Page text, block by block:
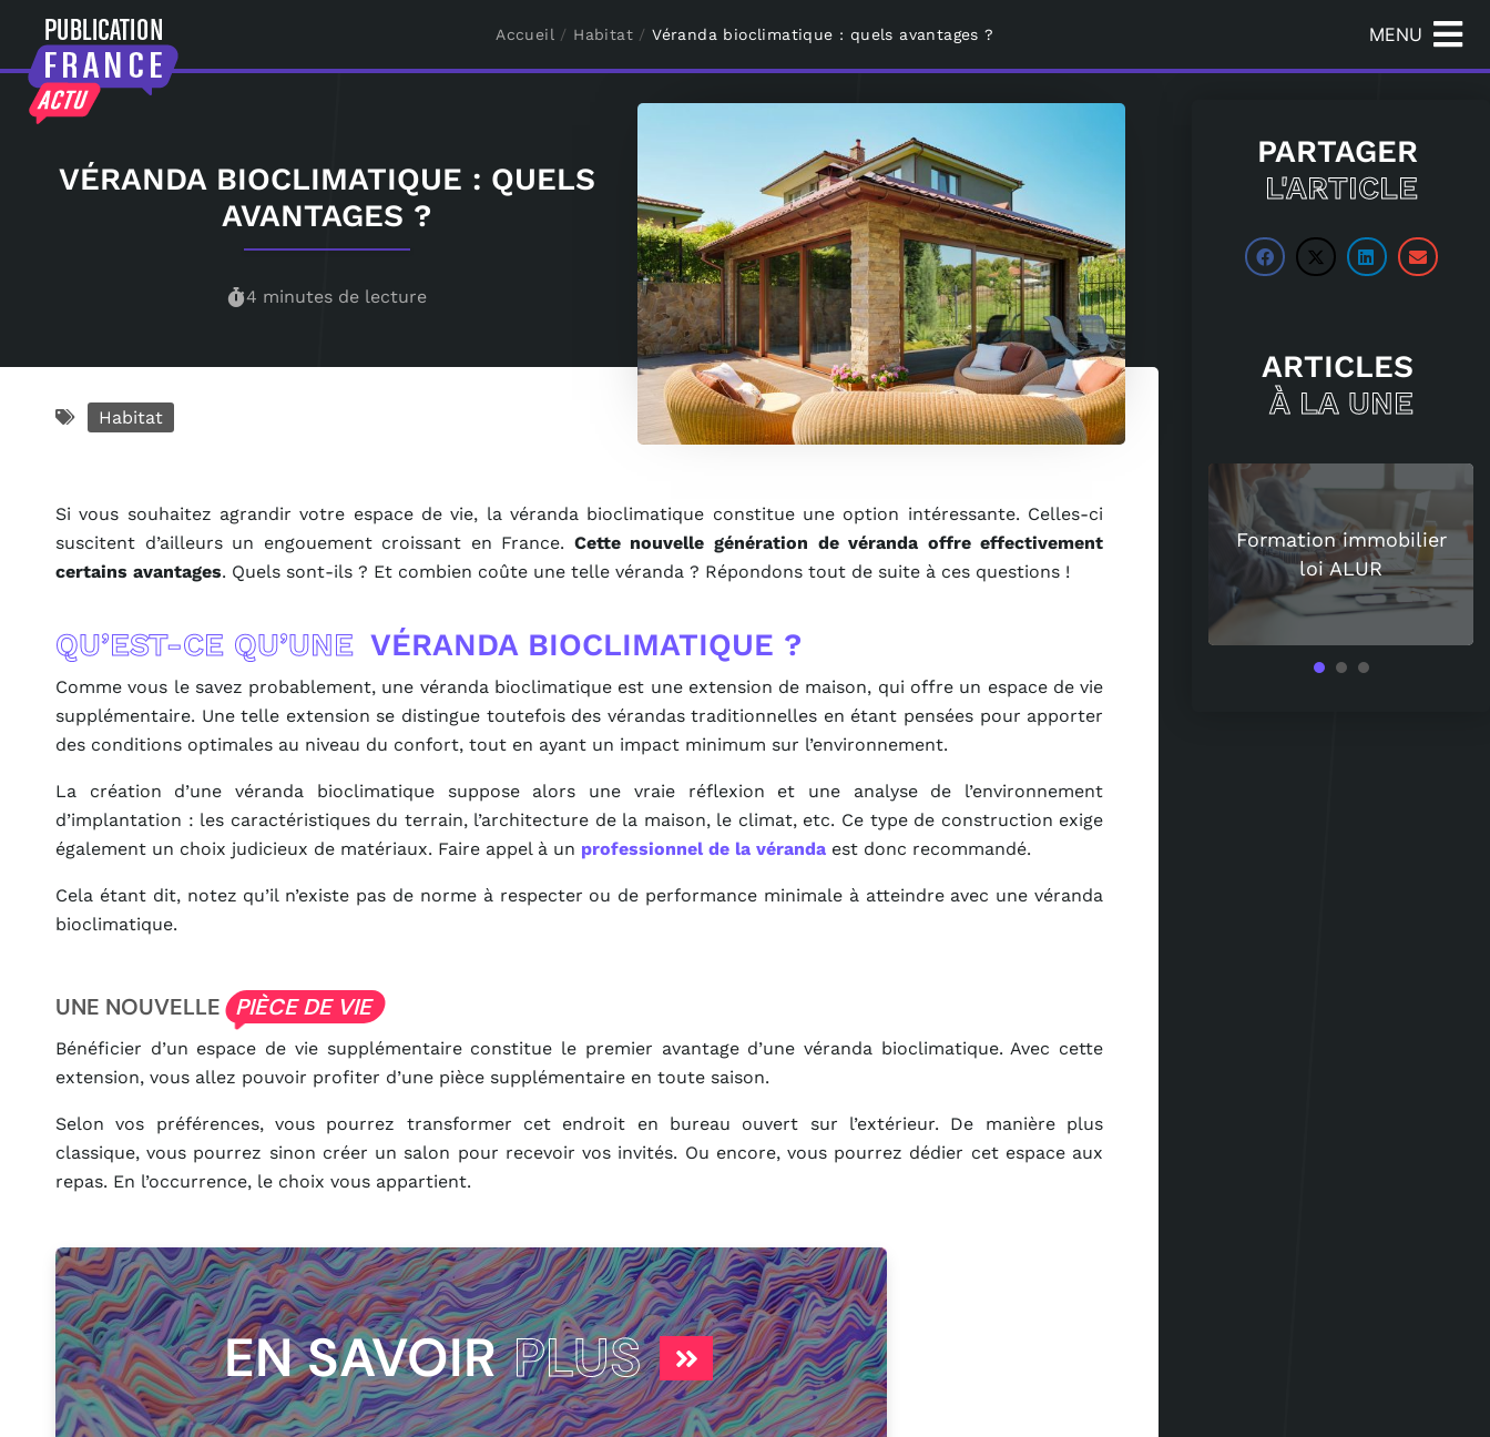
Accueil / Habitat /Véranda bioclimatique : quels avantages ? MENU
VÉRANDA BIOCLIMATIQUE : QUELS
AVANTAGES ?
4 minutes de lecture
Habitat
Si vous souhaitez agrandir votre espace de vie, la véranda bioclimatique constitue une option intéressante. Celles-ci
suscitent d’ailleurs un engouement croissant en France. Cette nouvelle génération de véranda offre effectivement
certains avantages. Quels sont-ils ? Et combien coûte une telle véranda ? Répondons tout de suite à ces questions !
QU’EST-CE QU’UNE VÉRANDA BIOCLIMATIQUE ?
Comme vous le savez probablement, une véranda bioclimatique est une extension de maison, qui offre un espace de vie
supplémentaire. Une telle extension se distingue toutefois des vérandas traditionnelles en étant pensées pour apporter
des conditions optimales au niveau du confort, tout en ayant un impact minimum sur l’environnement.
La création d’une véranda bioclimatique suppose alors une vraie réflexion et une analyse de l’environnement
d’implantation : les caractéristiques du terrain, l’architecture de la maison, le climat, etc. Ce type de construction exige
également un choix judicieux de matériaux. Faire appel à un professionnel de la véranda est donc recommandé.
Cela étant dit, notez qu’il n’existe pas de norme à respecter ou de performance minimale à atteindre avec une véranda
bioclimatique.
UNE NOUVELLE PIÈCE DE VIE
Bénéficier d’un espace de vie supplémentaire constitue le premier avantage d’une véranda bioclimatique. Avec cette
extension, vous allez pouvoir profiter d’une pièce supplémentaire en toute saison.
Selon vos préférences, vous pourrez transformer cet endroit en bureau ouvert sur l’extérieur. De manière plus
classique, vous pourrez sinon créer un salon pour recevoir vos invités. Ou encore, vous pourrez dédier cet espace aux
repas. En l’occurrence, le choix vous appartient.
EN SAVOIR PLUS
PARTAGER
L'ARTICLE
ARTICLES
À LA UNE
Pourquoi les spiritueux
séduisent de plus en
plus les amateurs de
Formation immobilier
loi ALUR